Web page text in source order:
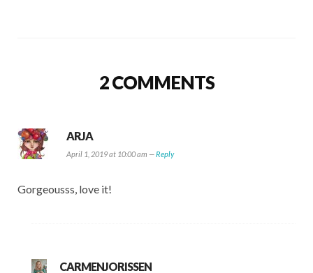
2 COMMENTS
ARJA
April 1, 2019 at 10:00 am — Reply
Gorgeousss, love it!
CARMENJORISSEN